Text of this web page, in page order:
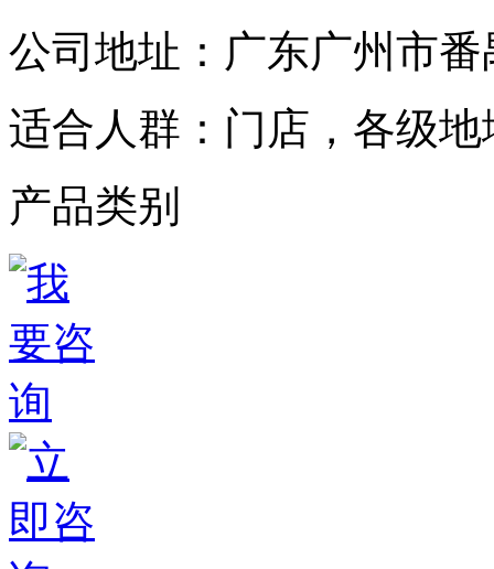
公司地址： 广东广州市
适合人群： 门店，各级
产品类别